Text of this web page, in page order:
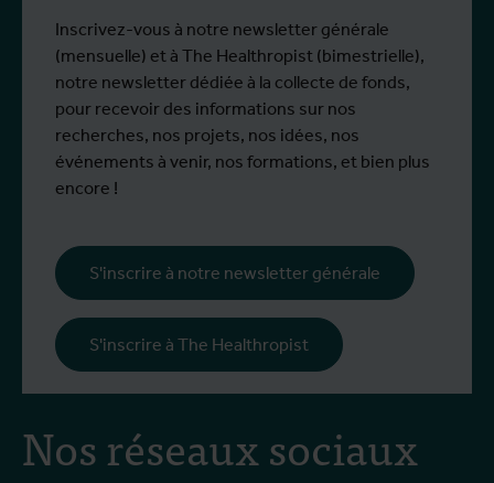
Nos réseaux sociaux
Inscrivez-vous à notre newsletter générale
(mensuelle) et à The Healthropist (bimestrielle),
notre newsletter dédiée à la collecte de fonds,
pour recevoir des informations sur nos
recherches, nos projets, nos idées, nos
événements à venir, nos formations, et bien plus
encore !
S'inscrire à notre newsletter générale
S'inscrire à The Healthropist